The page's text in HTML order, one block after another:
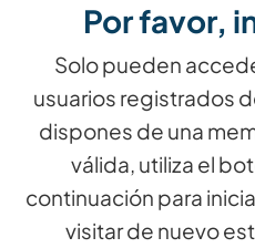
Por favor,
Solo pueden
usuarios registrados
dispones de una
válida, utiliza el
continuación para
visitar de nuevo